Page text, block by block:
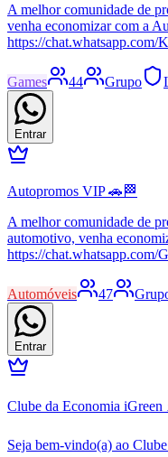
A melhor comunidade de
venha economizar com a
https://
Games 44 Grupo
Entrar
Autopromos VIP 🚗🏁
A melhor comunidade de
automotivo, venha
https://
Automóveis 47
Entrar
Clube da Economia iGreen
Seja bem-vindo(a) ao